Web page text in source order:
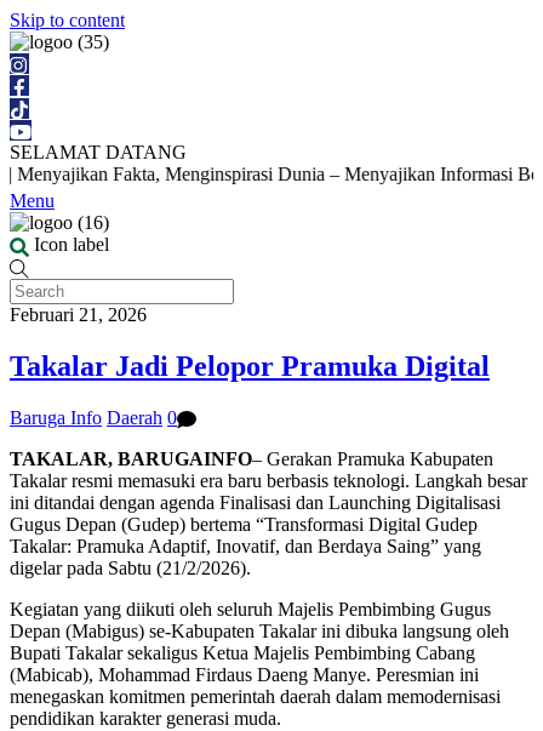
Skip to content
SELAMAT DATANG
Fakta, Menginspirasi Dunia – Menyajikan Informasi
Menu
Icon label
Februari 21, 2026
Takalar Jadi Pelopor Pramuka Digital
Baruga Info Daerah 0
TAKALAR, BARUGAINFO– Gerakan Pramuka Kabupaten
Takalar resmi memasuki era baru berbasis teknologi. Langkah besar
ini ditandai dengan agenda Finalisasi dan Launching Digitalisasi
Gugus Depan (Gudep) bertema “Transformasi Digital Gudep
Takalar: Pramuka Adaptif, Inovatif, dan Berdaya Saing” yang
digelar pada Sabtu (21/2/2026).
Kegiatan yang diikuti oleh seluruh Majelis Pembimbing Gugus
Depan (Mabigus) se-Kabupaten Takalar ini dibuka langsung oleh
Bupati Takalar sekaligus Ketua Majelis Pembimbing Cabang
(Mabicab), Mohammad Firdaus Daeng Manye. Peresmian ini
menegaskan komitmen pemerintah daerah dalam memodernisasi
pendidikan karakter generasi muda.